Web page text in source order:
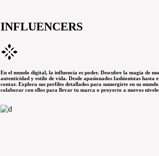
INFLUENCERS
En el mundo digital, la influencia es poder. Descubre la magia de
autenticidad y estilo de vida. Desde apasionados fashionistas
contar. Explora sus perfiles detallados para sumergirte en su
colaborar con ellos para llevar tu marca o proyecto a nuevos